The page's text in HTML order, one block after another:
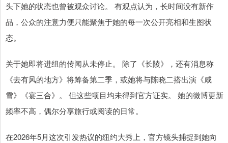
头下她的状态也曾被观众讨论。 有观点认为，长时间没有新作
品，公众的注意力便只能聚焦于她的每一次公开亮相和生图状
态。
关于她即将进组的传闻从未停止。 除了《长陵》，还有消息称
《去有风的地方》将筹备第二季，或她将与陈晓二搭出演《咸
雪》《宴三合》。 但这些项目均未得到官方证实。 她的微博更新
频率不高，偶尔分享旅行或阅读的日常。
在2026年5月这次引发热议的纽约大秀上，官方镜头捕捉到她向